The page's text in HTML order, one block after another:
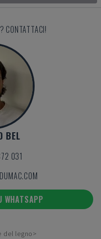
CONTATTACI!
BEL
031
WHATSAPP
del legno